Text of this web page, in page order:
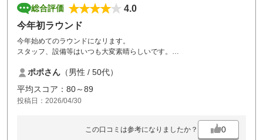
総合評価
4.0
今年初ラウンド
今年始めてのラウンドになリます。
スタッフ、設備等はいつも大変素晴らしいです。
最高でした。
実力不足でスコアはイマイチでしたがコース状態も良くまた、リベンジ
させて頂きます。
この度はありがとうございますました。
ポポさん （男性 / 50代）
平均スコア：80～89
投稿日：2026/04/30
この口コミは参考になりましたか？ 0